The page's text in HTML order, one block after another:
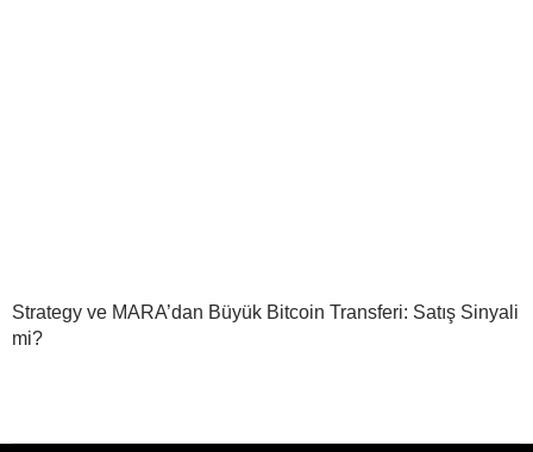
Strategy ve MARA’dan Büyük Bitcoin Transferi: Satış Sinyali
mi?